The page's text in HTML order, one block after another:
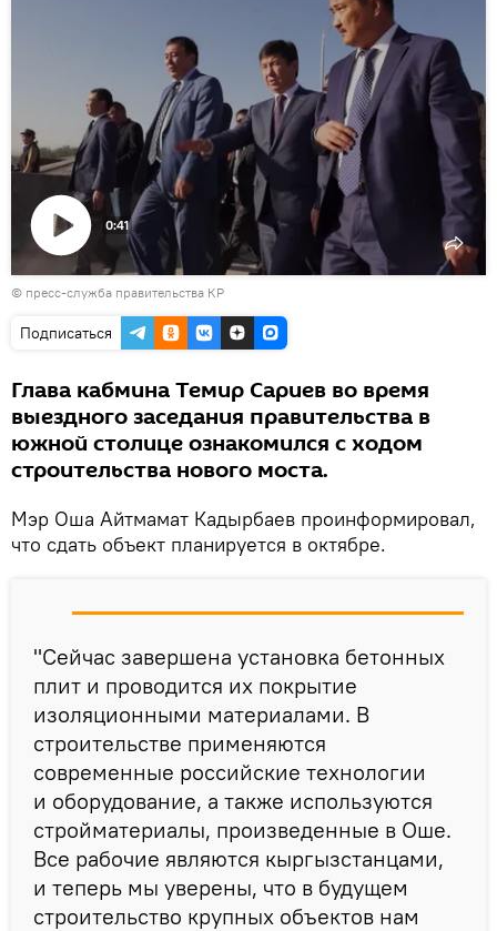
Воспроизвести
видео
0:41
© пресс-служба правительства КР
Подписаться
Глава кабмина Темир Сариев во время
выездного заседания правительства в
южной столице ознакомился с ходом
строительства нового моста.
Мэр Оша Айтмамат Кадырбаев проинформировал,
что сдать объект планируется в октябре.
"Сейчас завершена установка бетонных
плит и проводится их покрытие
изоляционными материалами. В
строительстве применяются
современные российские технологии
и оборудование, а также используются
стройматериалы, произведенные в Оше.
Все рабочие являются кыргызстанцами,
и теперь мы уверены, что в будущем
строительство крупных объектов нам